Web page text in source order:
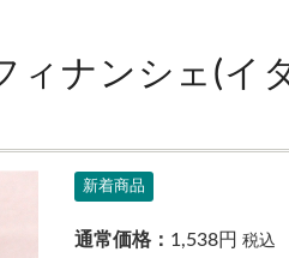
ィナンシェ(イ
新着商品
通常価格： 1,538円 税込